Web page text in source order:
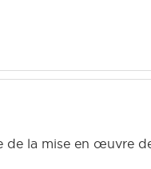
la mise en œuvre